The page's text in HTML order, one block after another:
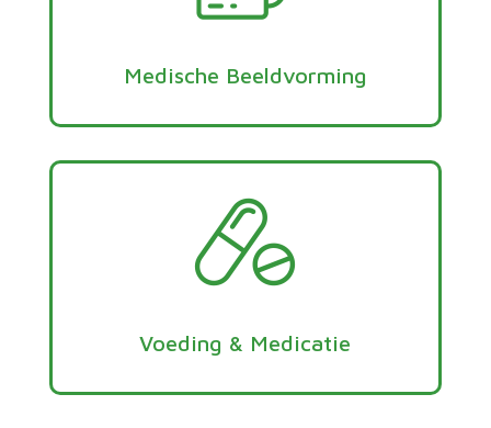
Medische Beeldvorming
Voeding & Medicatie